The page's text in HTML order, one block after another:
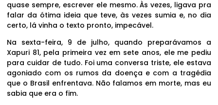
quase sempre, escrever ele mesmo. Às vezes, ligava pra
falar da ótima ideia que teve, às vezes sumia e, no dia
certo, lá vinha o texto pronto, impecável.
Na sexta-feira, 9 de julho, quando preparávamos a
Xapuri 81, pela primeira vez em sete anos, ele me pediu
para cuidar de tudo. Foi uma conversa triste, ele estava
agoniado com os rumos da doença e com a tragédia
que o Brasil enfrentava. Não falamos em morte, mas eu
sabia que era o fim.